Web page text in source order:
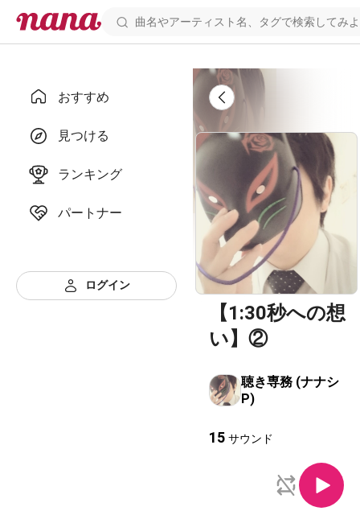
おすすめ
見つける
ランキング
パートナー
ログイン
【1:30秒への想
い】②
聴き専務 (ナナシ
P)
15 サウンド